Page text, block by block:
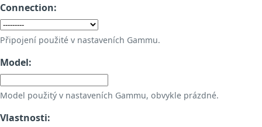
Connection:
Připojení použité v nastaveních Gammu.
Model:
Model použitý v nastaveních Gammu, obvykle prázdné.
Vlastnosti: